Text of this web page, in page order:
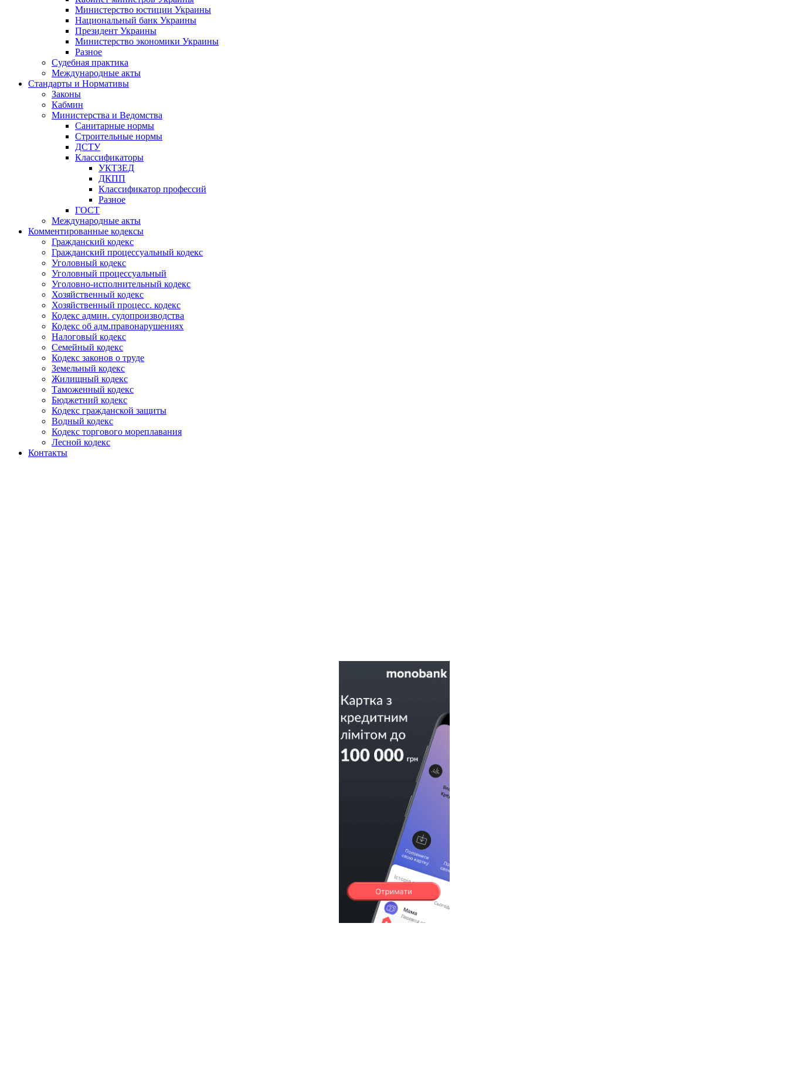
Министерство юстиции Украины
Национальный банк Украины
Президент Украины
Министерство экономики Украины
Разное
Судебная практика
Международные акты
Стандарты и Нормативы
Законы
Кабмин
Министерства и Ведомства
Санитарные нормы
Строительные нормы
ДСТУ
Классификаторы
УКТЗЕД
ДКПП
Классификатор профессий
Разное
ГОСТ
Международные акты
Комментированные кодексы
Гражданский кодекс
Гражданский процессуальный кодекс
Уголовный кодекс
Уголовный процессуальный
Уголовно-исполнительный кодекс
Хозяйственный кодекс
Хозяйственный процесс. кодекс
Кодекс админ. судопроизводства
Кодекс об адм.правонарушениях
Налоговый кодекс
Семейный кодекс
Кодекс законов о труде
Земельный кодекс
Жилищный кодекс
Таможенный кодекс
Бюджетний кодекс
Кодекс гражданской защиты
Водный кодекс
Кодекс торгового мореплавания
Лесной кодекс
Контакты